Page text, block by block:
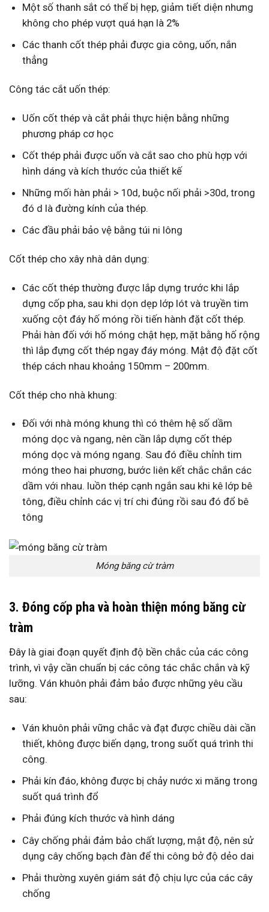
Một số thanh sắt có thể bị hẹp, giảm tiết diện nhưng
không cho phép vượt quá hạn là 2%
Các thanh cốt thép phải được gia công, uốn, nắn
thẳng
Công tác cắt uốn thép:
Uốn cốt thép và cắt phải thực hiện bằng những
phương pháp cơ học
Cốt thép phải được uốn và cắt sao cho phù hợp với
hình dáng và kích thước của thiết kế
Những mối hàn phải > 10d, buộc nối phải >30d, trong
đó d là đường kính của thép.
Các đầu phải bảo vệ bằng túi ni lông
Cốt thép cho xây nhà dân dụng:
Các cốt thép thường được lắp dựng trước khi lắp
dựng cốp pha, sau khi dọn dẹp lớp lót và truyền tim
xuống cột đáy hố móng rồi tiến hành đặt cốt thép.
Phải hàn đối với hố móng chật hẹp, mặt bằng hố rộng
thì lắp đựng cốt thép ngay đáy móng. Mật độ đặt cốt
thép cách nhau khoảng 150mm – 200mm.
Cốt thép cho nhà khung:
Đối với nhà móng khung thì có thêm hệ số dầm
móng dọc và ngang, nên cần lắp dựng cốt thép
móng dọc và móng ngang. Sau đó điều chỉnh tim
móng theo hai phương, bước liên kết chắc chắn các
dầm với nhau. luồn thép cạnh ngắn sau khi kê lớp bê
tông, điều chỉnh các vị trí chi đúng rồi sau đó đổ bê
tông
Móng băng cừ tràm
3. Đóng cốp pha và hoàn thiện móng băng cừ
tràm
Đây là giai đoạn quyết định độ bền chắc của các công
trình, vì vậy cần chuẩn bị các công tác chắc chắn và kỹ
lưỡng. Ván khuôn phải đảm bảo được những yêu cầu
sau:
Ván khuôn phải vững chắc và đạt được chiều dài cần
thiết, không được biến dạng, trong suốt quá trình thi
công.
Phải kín đáo, không được bị chảy nước xi măng trong
suốt quá trình đổ
Phải đúng kích thước và hình dáng
Cây chống phải đảm bảo chất lượng, mật độ, nên sử
dụng cây chống bạch đàn để thi công bở độ dẻo dai
Phải thường xuyên giám sát độ chịu lực của các cây
chống